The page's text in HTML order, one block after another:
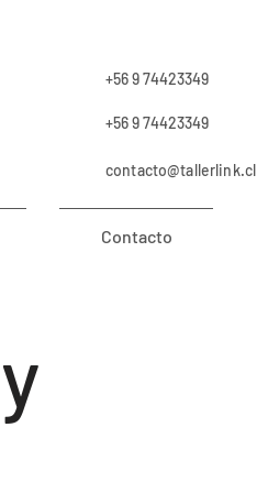
+56 9 74423349
+56 9 74423349
contacto@tallerlink.cl
Contacto